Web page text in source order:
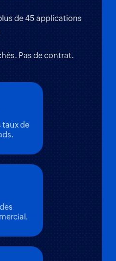
de 45 applications
Pas de contrat.
taux de